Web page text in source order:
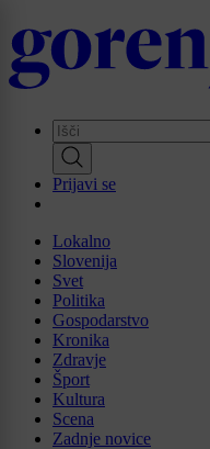
to
main
content
Prijavi se
Lokalno
Slovenija
Svet
Politika
Gospodarstvo
Kronika
Zdravje
Šport
Kultura
Scena
Zadnje novice